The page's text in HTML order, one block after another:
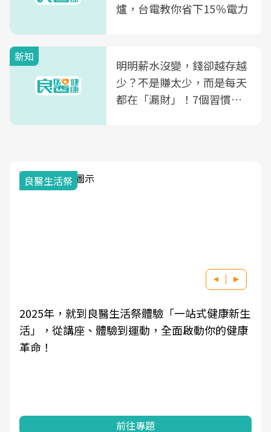
爐，台電教你省下15％電力
新知
明明薪水沒變，錢卻越存越
少？不是賺太少，而是每天
都在「漏財」！7個習慣一
良醫生活祭
2025年，就到良醫生活祭體驗「一站式健康新生
活」，從講座、體驗到運動，全面啟動你的健康
革命！
前往專題